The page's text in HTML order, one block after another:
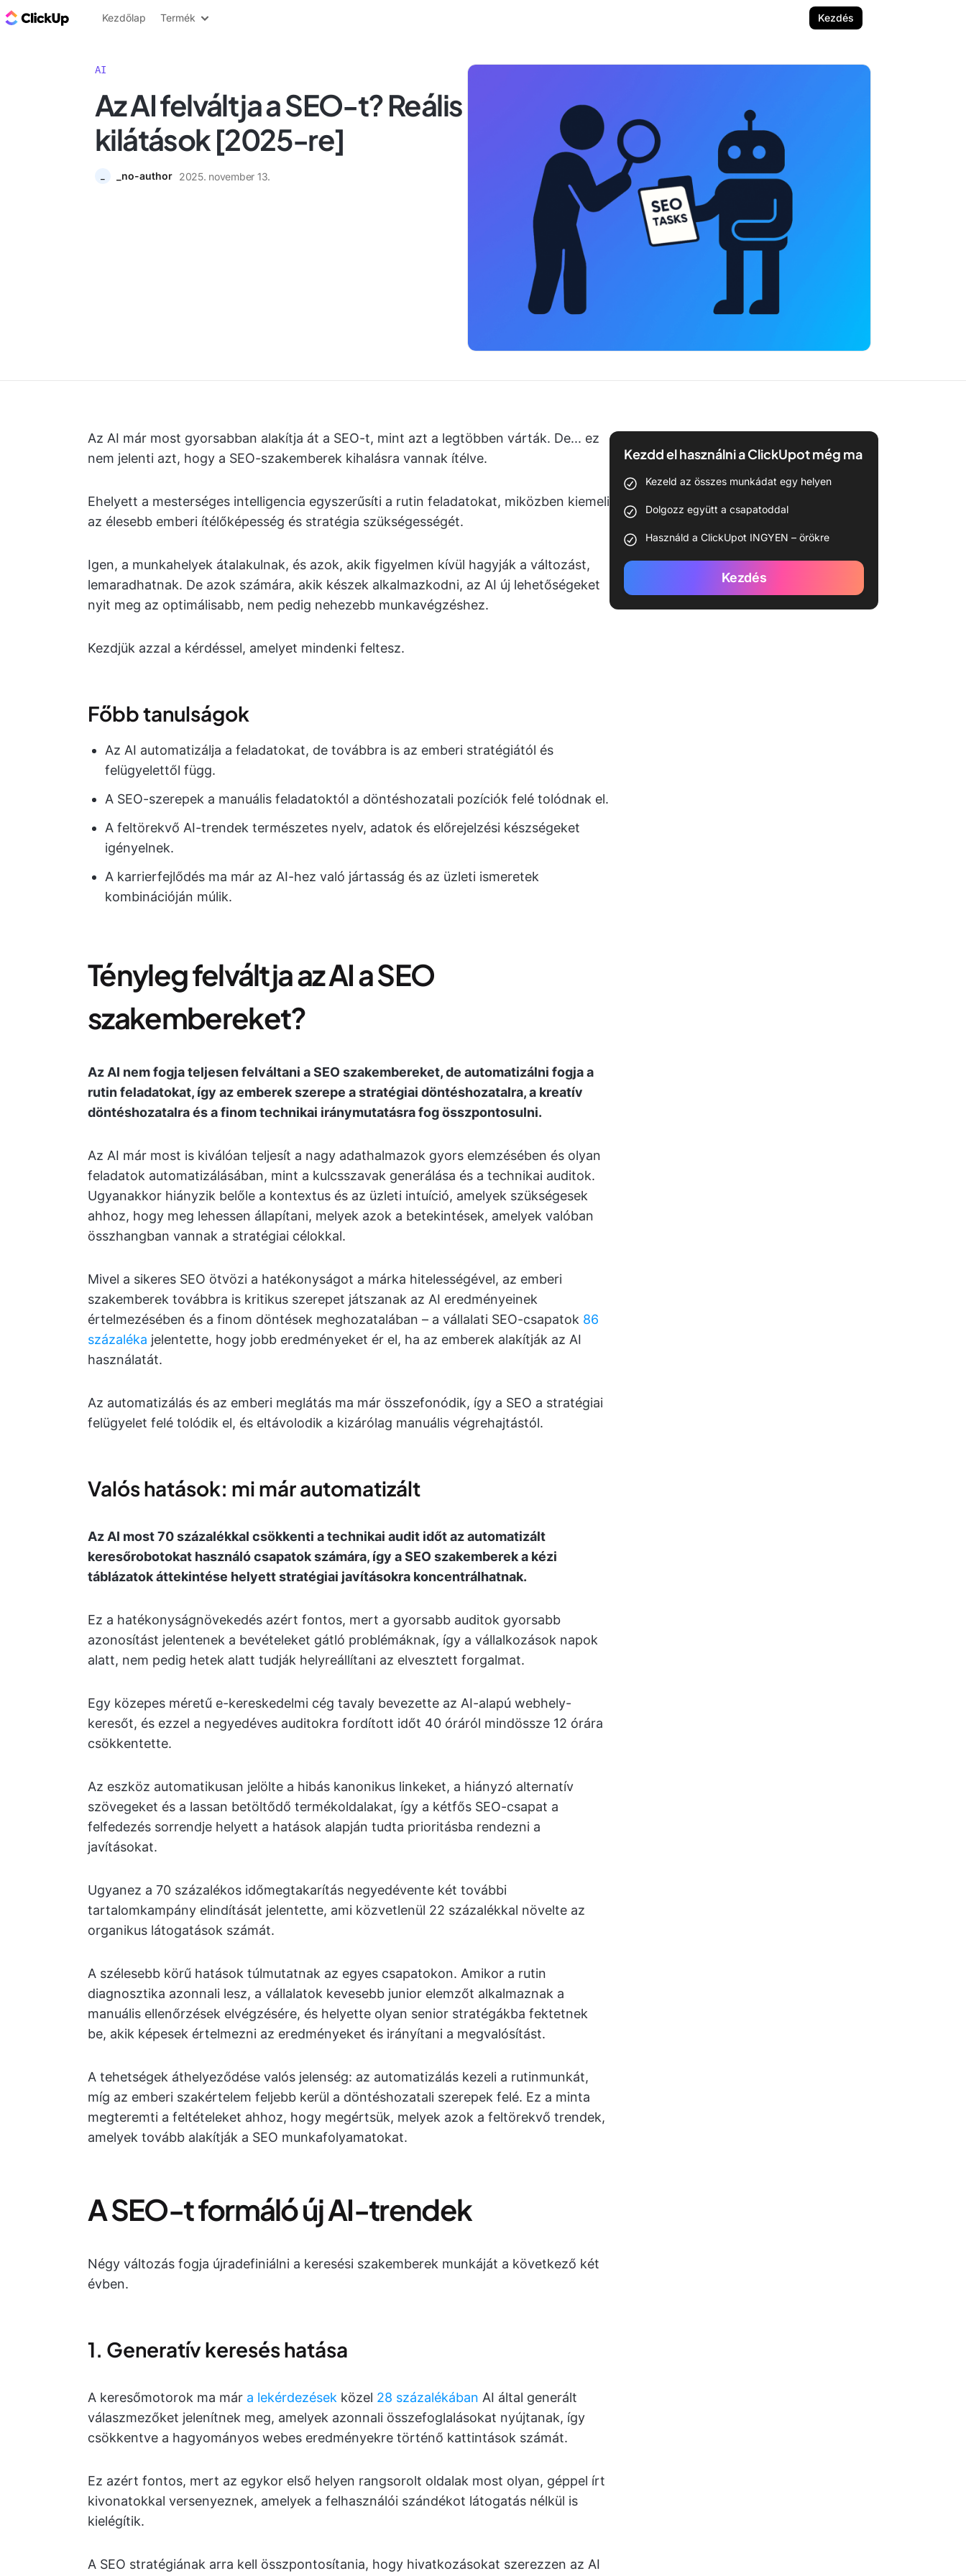
ClickUp blog
Kezdőlap Termék Kezdés
AI
Az AI felváltja a SEO-t? Reális
kilátások [2025-re]
_no-author 2025. november 13.
Az AI már most gyorsabban alakítja át a SEO-t, mint azt a legtöbben várták. De... ez
nem jelenti azt, hogy a SEO-szakemberek kihalásra vannak ítélve.
Ehelyett a mesterséges intelligencia egyszerűsíti a rutin feladatokat, miközben kiemeli
az élesebb emberi ítélőképesség és stratégia szükségességét.
Igen, a munkahelyek átalakulnak, és azok, akik figyelmen kívül hagyják a változást,
lemaradhatnak. De azok számára, akik készek alkalmazkodni, az AI új lehetőségeket
nyit meg az optimálisabb, nem pedig nehezebb munkavégzéshez.
Kezdjük azzal a kérdéssel, amelyet mindenki feltesz.
Főbb tanulságok
Az AI automatizálja a feladatokat, de továbbra is az emberi stratégiától és
felügyelettől függ.
A SEO-szerepek a manuális feladatoktól a döntéshozatali pozíciók felé tolódnak el.
A feltörekvő AI-trendek természetes nyelv, adatok és előrejelzési készségeket
igényelnek.
A karrierfejlődés ma már az AI-hez való jártasság és az üzleti ismeretek
kombinációján múlik.
Tényleg felváltja az AI a SEO
szakembereket?
Az AI nem fogja teljesen felváltani a SEO szakembereket, de automatizálni fogja a
rutin feladatokat, így az emberek szerepe a stratégiai döntéshozatalra, a kreatív
döntéshozatalra és a finom technikai iránymutatásra fog összpontosulni.
Az AI már most is kiválóan teljesít a nagy adathalmazok gyors elemzésében és olyan
feladatok automatizálásában, mint a kulcsszavak generálása és a technikai auditok.
Ugyanakkor hiányzik belőle a kontextus és az üzleti intuíció, amelyek szükségesek
ahhoz, hogy meg lehessen állapítani, melyek azok a betekintések, amelyek valóban
összhangban vannak a stratégiai célokkal.
Mivel a sikeres SEO ötvözi a hatékonyságot a márka hitelességével, az emberi
szakemberek továbbra is kritikus szerepet játszanak az AI eredményeinek
értelmezésében és a finom döntések meghozatalában – a vállalati SEO-csapatok 86
százaléka jelentette, hogy jobb eredményeket ér el, ha az emberek alakítják az AI
használatát.
Az automatizálás és az emberi meglátás ma már összefonódik, így a SEO a stratégiai
felügyelet felé tolódik el, és eltávolodik a kizárólag manuális végrehajtástól.
Valós hatások: mi már automatizált
Az AI most 70 százalékkal csökkenti a technikai audit időt az automatizált
keresőrobotokat használó csapatok számára, így a SEO szakemberek a kézi
táblázatok áttekintése helyett stratégiai javításokra koncentrálhatnak.
Ez a hatékonyságnövekedés azért fontos, mert a gyorsabb auditok gyorsabb
azonosítást jelentenek a bevételeket gátló problémáknak, így a vállalkozások napok
alatt, nem pedig hetek alatt tudják helyreállítani az elvesztett forgalmat.
Egy közepes méretű e-kereskedelmi cég tavaly bevezette az AI-alapú webhely-
keresőt, és ezzel a negyedéves auditokra fordított időt 40 óráról mindössze 12 órára
csökkentette.
Az eszköz automatikusan jelölte a hibás kanonikus linkeket, a hiányzó alternatív
szövegeket és a lassan betöltődő termékoldalakat, így a kétfős SEO-csapat a
felfedezés sorrendje helyett a hatások alapján tudta prioritásba rendezni a
javításokat.
Ugyanez a 70 százalékos időmegtakarítás negyedévente két további
tartalomkampány elindítását jelentette, ami közvetlenül 22 százalékkal növelte az
organikus látogatások számát.
A szélesebb körű hatások túlmutatnak az egyes csapatokon. Amikor a rutin
diagnosztika azonnali lesz, a vállalatok kevesebb junior elemzőt alkalmaznak a
manuális ellenőrzések elvégzésére, és helyette olyan senior stratégákba fektetnek
be, akik képesek értelmezni az eredményeket és irányítani a megvalósítást.
A tehetségek áthelyeződése valós jelenség: az automatizálás kezeli a rutinmunkát,
míg az emberi szakértelem feljebb kerül a döntéshozatali szerepek felé. Ez a minta
megteremti a feltételeket ahhoz, hogy megértsük, melyek azok a feltörekvő trendek,
amelyek tovább alakítják a SEO munkafolyamatokat.
A SEO-t formáló új AI-trendek
Négy változás fogja újradefiniálni a keresési szakemberek munkáját a következő két
évben.
1. Generatív keresés hatása
A keresőmotorok ma már a lekérdezések közel 28 százalékában AI által generált
válaszmezőket jelenítnek meg, amelyek azonnali összefoglalásokat nyújtanak, így
csökkentve a hagyományos webes eredményekre történő kattintások számát.
Ez azért fontos, mert az egykor első helyen rangsorolt oldalak most olyan, géppel írt
kivonatokkal versenyeznek, amelyek a felhasználói szándékot látogatás nélkül is
kielégítik.
A SEO stratégiának arra kell összpontosítania, hogy hivatkozásokat szerezzen az AI
Kezdd el használni a ClickUpot még ma
Kezeld az összes munkádat egy helyen
Dolgozz együtt a csapatoddal
Használd a ClickUpot INGYEN – örökre
Kezdés